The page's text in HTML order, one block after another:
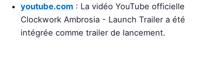
youtube.com : La vidéo YouTube officielle
Clockwork Ambrosia - Launch Trailer a été
intégrée comme trailer de lancement.